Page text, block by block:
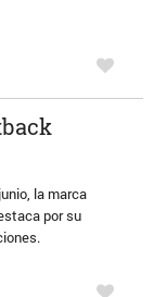
la marca
por su